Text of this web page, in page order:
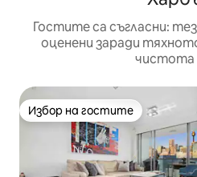
Гостите са съгласни:
оценени заради
чистота
Избор на гостите
Избор на гостите